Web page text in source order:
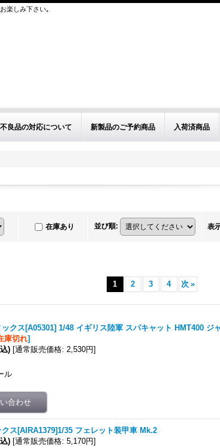
楽しみ下さい｡
不良品の対応について 新製品のご予約商品 入荷済商品
在庫あり 並び順: 表
1 2 3 4 次 »
ックス[A05301] 1/48 イギリス陸軍 スパキャット HMT400 ジ
庫切れ]
) [通常販売価格: 2,530円]
ル
クス[AIRA1379]1/35 フェレット装甲車 Mk.2
) [通常販売価格: 5,170円]